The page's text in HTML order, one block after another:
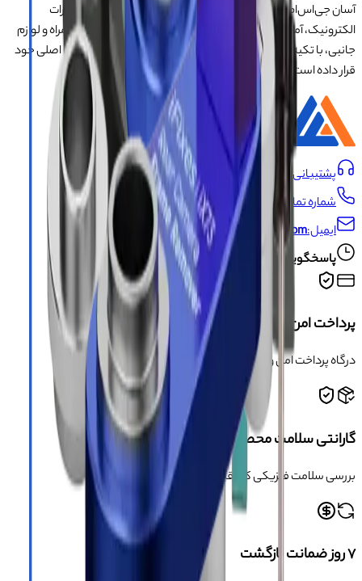
آسان جی‌اس‌ام با نزدیک به ۲۰ سال تجربه در تأمین تجهیزات تعمیرات
الکترونیک، آموزش تخصصی موبایل و ارائه خدمات تعمیر تلفن همراه و لوازم
جانبی، با تکیه بر تیمی حرفه‌ای، رضایت و اعتماد مشتریان را اولویت اصلی خود
قرار داده است.
درباره ما
پشتیبانی:
09191493546
شماره تماس: 021-66704429
ایمیل:info@asangsm.com
پاسخگویی تلفنی از شنبه تا پنجشنبه ساعت ۱۰ الی ۱۹
پرداخت امن و مطمئن
درگاه پرداخت امن و دارای مجوز اینماد
گارانتی سلامت محصول
بررسی سلامت فیزیکی کالا قبل از ارسال
۷ روز ضمانت بازگشت